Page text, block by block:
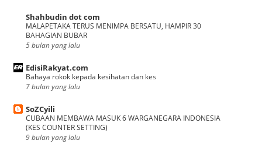
Shahbudin dot com
MALAPETAKA TERUS MENIMPA BERSATU, HAMPIR 30
BAHAGIAN BUBAR
5 bulan yang lalu
EdisiRakyat.com
Bahaya rokok kepada kesihatan dan kes
7 bulan yang lalu
SoZCyili
CUBAAN MEMBAWA MASUK 6 WARGANEGARA INDONESIA
(KES COUNTER SETTING)
9 bulan yang lalu